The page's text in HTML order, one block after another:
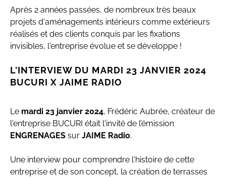
Après 2 années passées, de nombreux très beaux
projets d'aménagements intérieurs comme extérieurs
réalisés et des clients conquis par les fixations
invisibles, l'entreprise évolue et se développe !
L'INTERVIEW DU MARDI 23 JANVIER 2024
BUCURI X JAIME RADIO
Le mardi 23 janvier 2024, Frédéric Aubrée, créateur de
l'entreprise BUCURI était l'invité de l’émission
ENGRENAGES sur JAIME Radio.
Une interview pour comprendre l'histoire de cette
entreprise et de son concept, la création de terrasses